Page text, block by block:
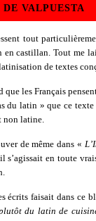
VALPUESTA
tout
castillan. Tout me
de textes
que les Français
du latin » que ce
latine.
de même dans «
s’agissait en toute
écrits faisait dans ce
du latin de